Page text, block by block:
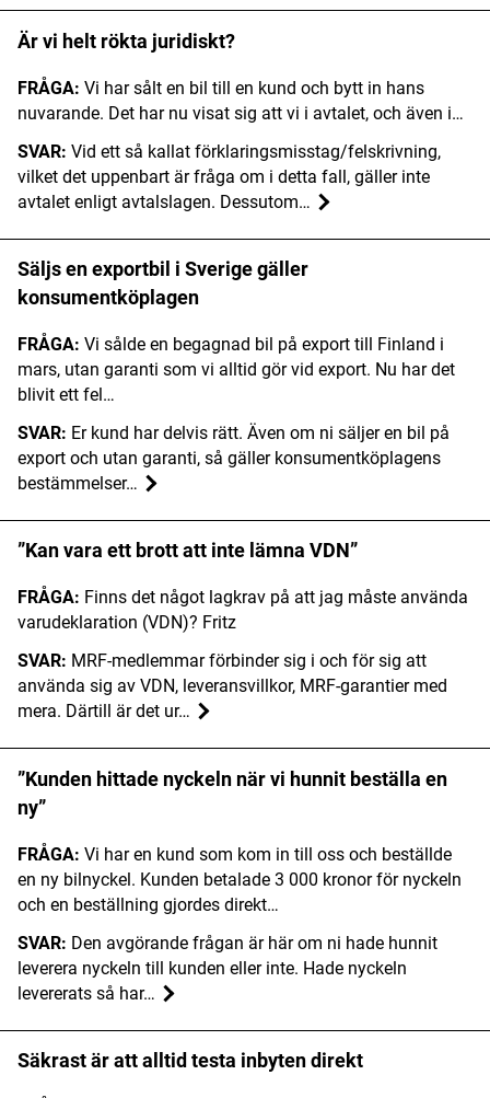
Är vi helt rökta juridiskt?
FRÅGA: Vi har sålt en bil till en kund och bytt in hans
nuvarande. Det har nu visat sig att vi i avtalet, och även i…
SVAR: Vid ett så kallat förklaringsmisstag/felskrivning,
vilket det uppenbart är fråga om i detta fall, gäller inte
avtalet enligt avtalslagen. Dessutom…
Säljs en exportbil i Sverige gäller
konsumentköplagen
FRÅGA: Vi sålde en begagnad bil på export till Finland i
mars, utan garanti som vi alltid gör vid export. Nu har det
blivit ett fel…
SVAR: Er kund har delvis rätt. Även om ni säljer en bil på
export och utan garanti, så gäller konsumentköplagens
bestämmelser…
”Kan vara ett brott att inte lämna VDN”
FRÅGA: Finns det något lagkrav på att jag måste använda
varudeklaration (VDN)? Fritz
SVAR: MRF-medlemmar förbinder sig i och för sig att
använda sig av VDN, leveransvillkor, MRF-garantier med
mera. Därtill är det ur…
”Kunden hittade nyckeln när vi hunnit beställa en
ny”
FRÅGA: Vi har en kund som kom in till oss och beställde
en ny bilnyckel. Kunden betalade 3 000 kronor för nyckeln
och en beställning gjordes direkt…
SVAR: Den avgörande frågan är här om ni hade hunnit
leverera nyckeln till kunden eller inte. Hade nyckeln
levererats så har…
Säkrast är att alltid testa inbyten direkt